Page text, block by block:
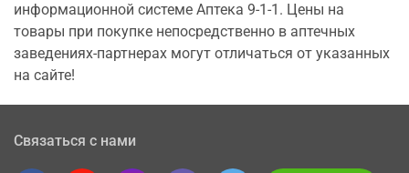
информационной системе Аптека 9-1-1. Цены на
товары при покупке непосредственно в аптечных
заведениях-партнерах могут отличаться от указанных
на сайте!
Связаться с нами